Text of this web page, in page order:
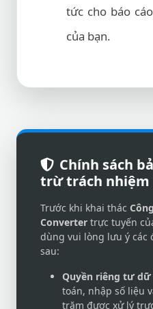
tức cho báo
của bạn.
Chính sách
trừ trách nhiệm
Trước khi khai thác
Converter trực tuyến
dùng vui lòng lưu ý các
sau:
Quyền riêng tư dữ
toán, nhập số liệu
trăm được xử lý